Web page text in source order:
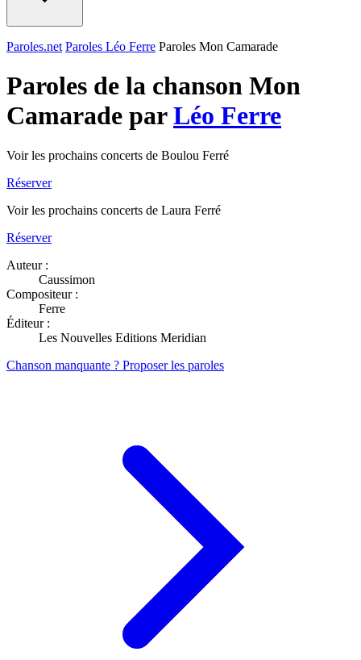
Paroles.net Paroles Léo Ferre Paroles Mon Camarade
Paroles de la chanson Mon
Camarade parLéo Ferre
Voir les prochains concerts de Boulou Ferré
Réserver
Voir les prochains concerts de Laura Ferré
Réserver
Auteur :
Caussimon
Compositeur :
Ferre
Éditeur :
Les Nouvelles Editions Meridian
Chanson manquante ? Proposer les paroles